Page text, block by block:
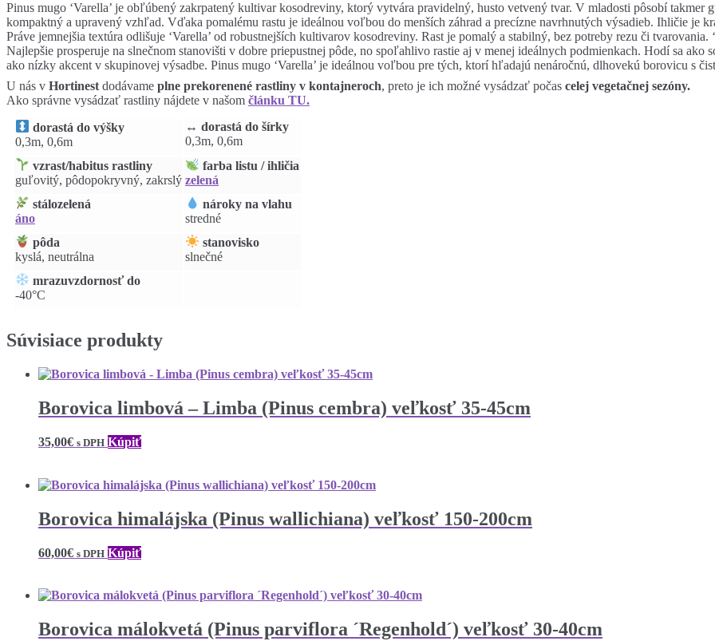
Pinus mugo ‘Varella’ je obľúbený zakrpatený kultivar kosodreviny, ktorý vytvára pravidelný, husto vetvený tvar. V mladosti pôsobí takmer
kompaktný a upravený vzhľad. Vďaka pomalému rastu je ideálnou voľbou do menších záhrad a precízne navrhnutých výsadieb. Ihličie je
Práve jemnejšia textúra odlišuje ‘Varella’ od robustnejších kultivarov kosodreviny. Rast je pomalý a stabilný, bez potreby rezu či
Najlepšie prosperuje na slnečnom stanovišti v dobre priepustnej pôde, no spoľahlivo rastie aj v menej ideálnych podmienkach. Hodí sa
ako nízky akcent v skupinovej výsadbe. Pinus mugo ‘Varella’ je ideálnou voľbou pre tých, ktorí hľadajú nenáročnú, dlhovekú borovicu s
U nás v Hortinestdodávame plne prekorenené rastliny v kontajneroch, preto je ich možné vysádzať počas celej vegetačnej sezóny.
Ako správne vysádzať rastliny nájdete v našom článku TU.
dorastá do výšky
0,3m, 0,6m
↔️ dorastá do šírky
0,3m, 0,6m
vzrast/habitus rastliny
guľovitý, pôdopokryvný, zakrslý
farba listu / ihličia
zelená
stálozelená
áno
nároky na vlahu
stredné
pôda
kyslá, neutrálna
stanovisko
slnečné
mrazuvzdornosť do
-40°C
Súvisiace produkty
Borovica limbová – Limba (Pinus cembra) veľkosť 35-45cm
35,00€ s DPH Kúpiť
Borovica himalájska (Pinus wallichiana) veľkosť 150-200cm
60,00€ s DPH Kúpiť
Borovica málokvetá (Pinus parviflora ´Regenhold´) veľkosť 30-40cm